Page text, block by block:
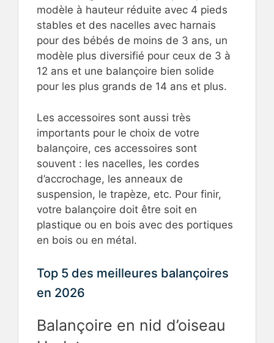
modèle à hauteur réduite avec 4 pieds
stables et des nacelles avec harnais
pour des bébés de moins de 3 ans, un
modèle plus diversifié pour ceux de 3 à
12 ans et une balançoire bien solide
pour les plus grands de 14 ans et plus.
Les accessoires sont aussi très
importants pour le choix de votre
balançoire, ces accessoires sont
souvent : les nacelles, les cordes
d’accrochage, les anneaux de
suspension, le trapèze, etc. Pour finir,
votre balançoire doit être soit en
plastique ou en bois avec des portiques
en bois ou en métal.
Top 5 des meilleures balançoires
en 2026
Balançoire en nid d’oiseau